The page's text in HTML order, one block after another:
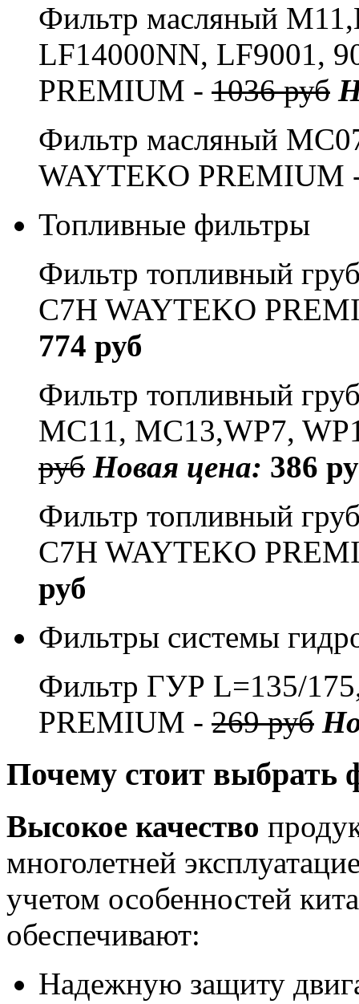
Фильтр масляный
LF14000NN, LF9001,
PREMIUM - 1036 руб
Фильтр масляный
WAYTEKO PREMIUM
Топливные фильтры
Фильтр топливный
C7H WAYTEKO
774 руб
Фильтр топливный
MC11, MC13,WP7,
руб Новая цена: 386
Фильтр топливный
C7H WAYTEKO
руб
Фильтры системы
Фильтр ГУР L=135/
PREMIUM - 269 руб
Почему стоит выбрать
Высокое качество
многолетней
учетом особенностей
обеспечивают:
Надежную защиту